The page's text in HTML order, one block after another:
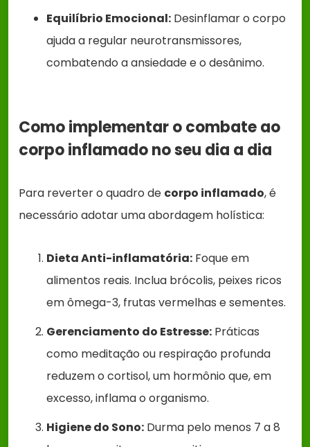
Equilíbrio Emocional: Desinflamar o corpo
ajuda a regular neurotransmissores,
combatendo a ansiedade e o desânimo.
Como implementar o combate ao
corpo inflamado no seu dia a dia
Para reverter o quadro de corpo inflamado, é
necessário adotar uma abordagem holística:
Dieta Anti-inflamatória: Foque em
alimentos reais. Inclua brócolis, peixes ricos
em ômega-3, frutas vermelhas e sementes.
Gerenciamento do Estresse: Práticas
como meditação ou respiração profunda
reduzem o cortisol, um hormônio que, em
excesso, inflama o organismo.
Higiene do Sono: Durma pelo menos 7 a 8